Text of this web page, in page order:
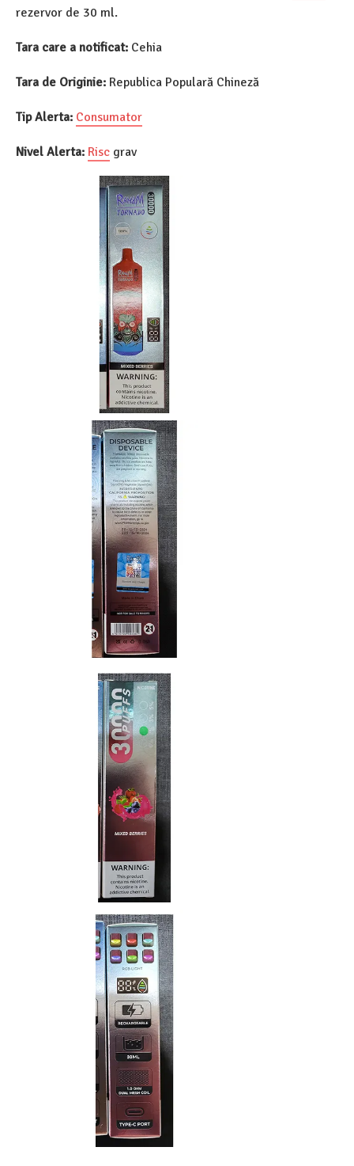
rezervor de 30 ml.
Tara care a notificat: Cehia
Tara de Originie: Republica Populară Chineză
Tip Alerta: Consumator
Nivel Alerta: Risc grav